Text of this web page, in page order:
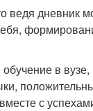
ведя дневник
в вузе,
с